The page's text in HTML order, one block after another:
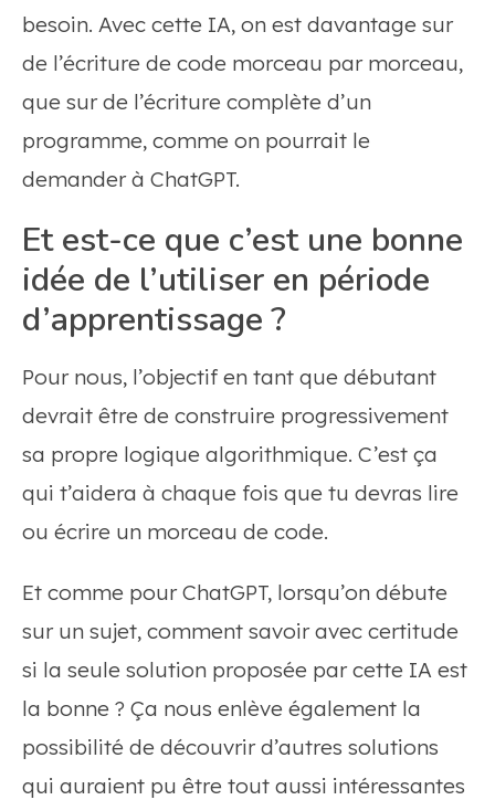
besoin. Avec cette IA, on est davantage sur
de l’écriture de code morceau par morceau,
que sur de l’écriture complète d’un
programme, comme on pourrait le
demander à ChatGPT.
Et est-ce que c’est une bonne
idée de l’utiliser en période
d’apprentissage ?
Pour nous, l’objectif en tant que débutant
devrait être de construire progressivement
sa propre logique algorithmique. C’est ça
qui t’aidera à chaque fois que tu devras lire
ou écrire un morceau de code.
Et comme pour ChatGPT, lorsqu’on débute
sur un sujet, comment savoir avec certitude
si la seule solution proposée par cette IA est
la bonne ? Ça nous enlève également la
possibilité de découvrir d’autres solutions
qui auraient pu être tout aussi intéressantes